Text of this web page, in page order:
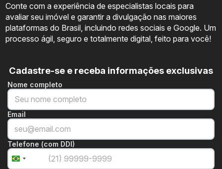
Conte com a experiência de especialistas locais para
avaliar seu imóvel e garantir a divulgação nas maiores
plataformas do Brasil, incluindo redes sociais e Google. Um
processo ágil, seguro e totalmente digital, feito para você!
Cadastre-se e receba informações exclusivas
Nome completo
Email
Telefone (com DDI)
Brazil